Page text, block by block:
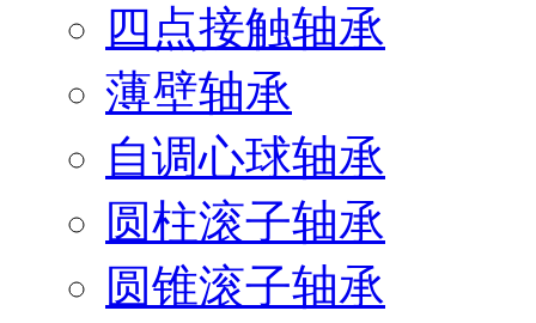
四点接触轴承
薄壁轴承
自调心球轴承
圆柱滚子轴承
圆锥滚子轴承